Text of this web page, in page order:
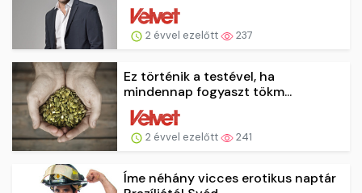
2 évvel ezelőtt 237
Ez történik a testével, ha
mindennap fogyaszt tökm...
2 évvel ezelőtt 241
Íme néhány vicces erotikus naptár